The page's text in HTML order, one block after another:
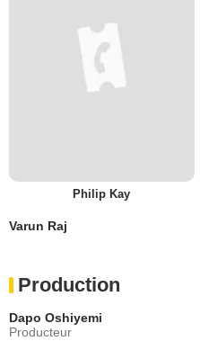
Philip Kay
Varun Raj
Production
Dapo Oshiyemi
Producteur